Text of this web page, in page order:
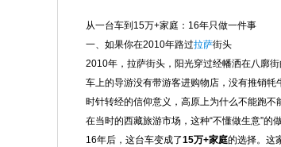
从一台车到15万+家庭：16年只做一件事
一、如果你在2010年路过拉萨街头
2010年，拉萨街头，阳光穿过经幡洒在八廓
车上的导游没有带游客进购物店，没有推销
时针转经的信仰意义，高原上为什么不能跑不
在当时的西藏旅游市场，这种“不懂做生意”的
16年后，这台车变成了15万+家庭的选择。这